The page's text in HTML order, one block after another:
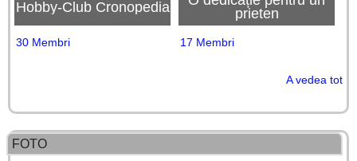
Hobby-Club Cronopedia
30 Membri
prieten
17 Membri
A vedea tot
FOTO